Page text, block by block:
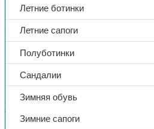
Летние ботинки
Летние сапоги
Полуботинки
Сандалии
Зимняя обувь
Зимние сапоги
В избранное
Категории:Защитная спецодежда,
Поделиться:
Поделиться в
Whatsapp
Поделиться в Ok
Доп. информация
с замкнутой шейной бретелью,
талии
рекомендуется для работы с